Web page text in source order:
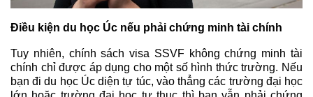
Điều kiện du học Úc nếu phải chứng minh tài chính
Tuy nhiên, chính sách visa SSVF không chứng minh tài
chính chỉ được áp dụng cho một số hình thức trường. Nếu
bạn đi du học Úc diện tự túc, vào thẳng các trường đại học